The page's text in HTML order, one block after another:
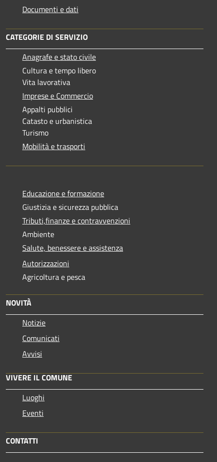
Documenti e dati
CATEGORIE DI SERVIZIO
Anagrafe e stato civile
Cultura e tempo libero
Vita lavorativa
Imprese e Commercio
Appalti pubblici
Catasto e urbanistica
Turismo
Mobilità e trasporti
Educazione e formazione
Giustizia e sicurezza pubblica
Tributi,finanze e contravvenzioni
Ambiente
Salute, benessere e assistenza
Autorizzazioni
Agricoltura e pesca
NOVITÀ
Notizie
Comunicati
Avvisi
VIVERE IL COMUNE
Luoghi
Eventi
CONTATTI